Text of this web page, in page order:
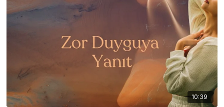
10:39